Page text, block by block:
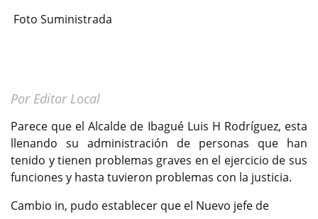
Foto Suministrada
Por Editor Local
Parece que el Alcalde de Ibagué Luis H Rodríguez, esta
llenando su administración de personas que han
tenido y tienen problemas graves en el ejercicio de sus
funciones y hasta tuvieron problemas con la justicia.
Cambio in, pudo establecer que el Nuevo jefe de